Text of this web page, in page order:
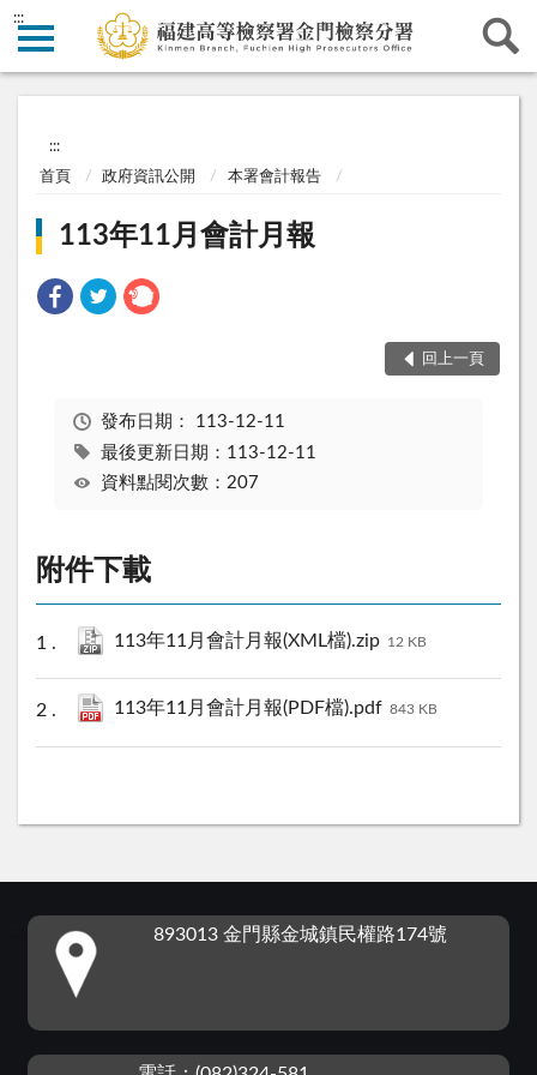
:::
:::
首頁 政府資訊公開 本署會計報告
113年11月會計月報
回上一頁
發布日期： 113-12-11
最後更新日期：113-12-11
資料點閱次數：207
附件下載
113年11月會計月報(XML檔).zip 12 KB
113年11月會計月報(PDF檔).pdf 843 KB
893013 金門縣金城鎮民權路174號